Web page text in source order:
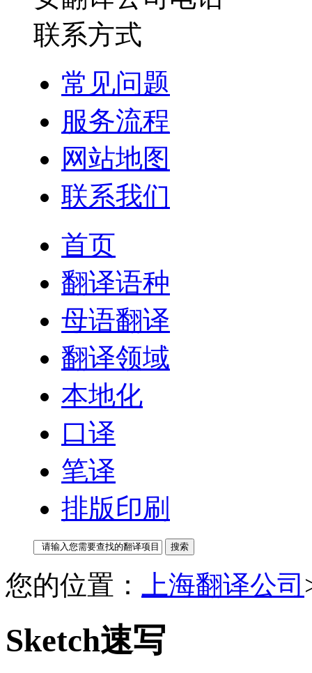
常见问题
服务流程
网站地图
联系我们
首页
翻译语种
母语翻译
翻译领域
本地化
口译
笔译
排版印刷
您的位置： 上海翻译公司
Sketch速写